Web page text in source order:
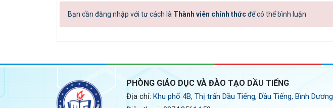
Bạn cần đăng nhập với tư cách là Thành viên chính thứcđể có thể bình luận
PHÒNG GIÁO DỤC VÀ ĐÀO TẠO DẦU TIẾNG
Địa chỉ: Khu phố 4B, Thị trấn Dầu Tiếng, Dầu Tiếng, Bình Dương